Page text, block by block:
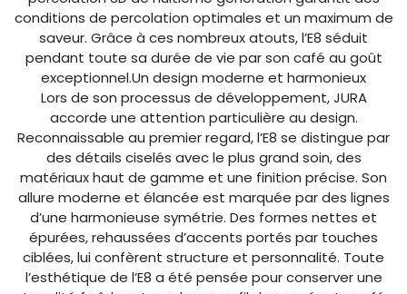
conditions de percolation optimales et un maximum de
saveur. Grâce à ces nombreux atouts, l’E8 séduit
pendant toute sa durée de vie par son café au goût
exceptionnel.Un design moderne et harmonieux
Lors de son processus de développement, JURA
accorde une attention particulière au design.
Reconnaissable au premier regard, l’E8 se distingue par
des détails ciselés avec le plus grand soin, des
matériaux haut de gamme et une finition précise. Son
allure moderne et élancée est marquée par des lignes
d’une harmonieuse symétrie. Des formes nettes et
épurées, rehaussées d’accents portés par touches
ciblées, lui confèrent structure et personnalité. Toute
l’esthétique de l’E8 a été pensée pour conserver une